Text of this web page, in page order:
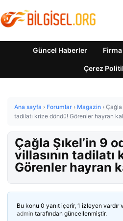
Güncel Haberler
Çerez
Ana sayfa › Forumlar › Magazin › Çağla
tadilatı krize döndü! Görenler hayran
Çağla Şıkel’in 9
villasının tadilatı
Görenler hayran
Bu konu 0 yanıt içerir, 1 izleyen vardır
admin tarafından güncellenmiştir.